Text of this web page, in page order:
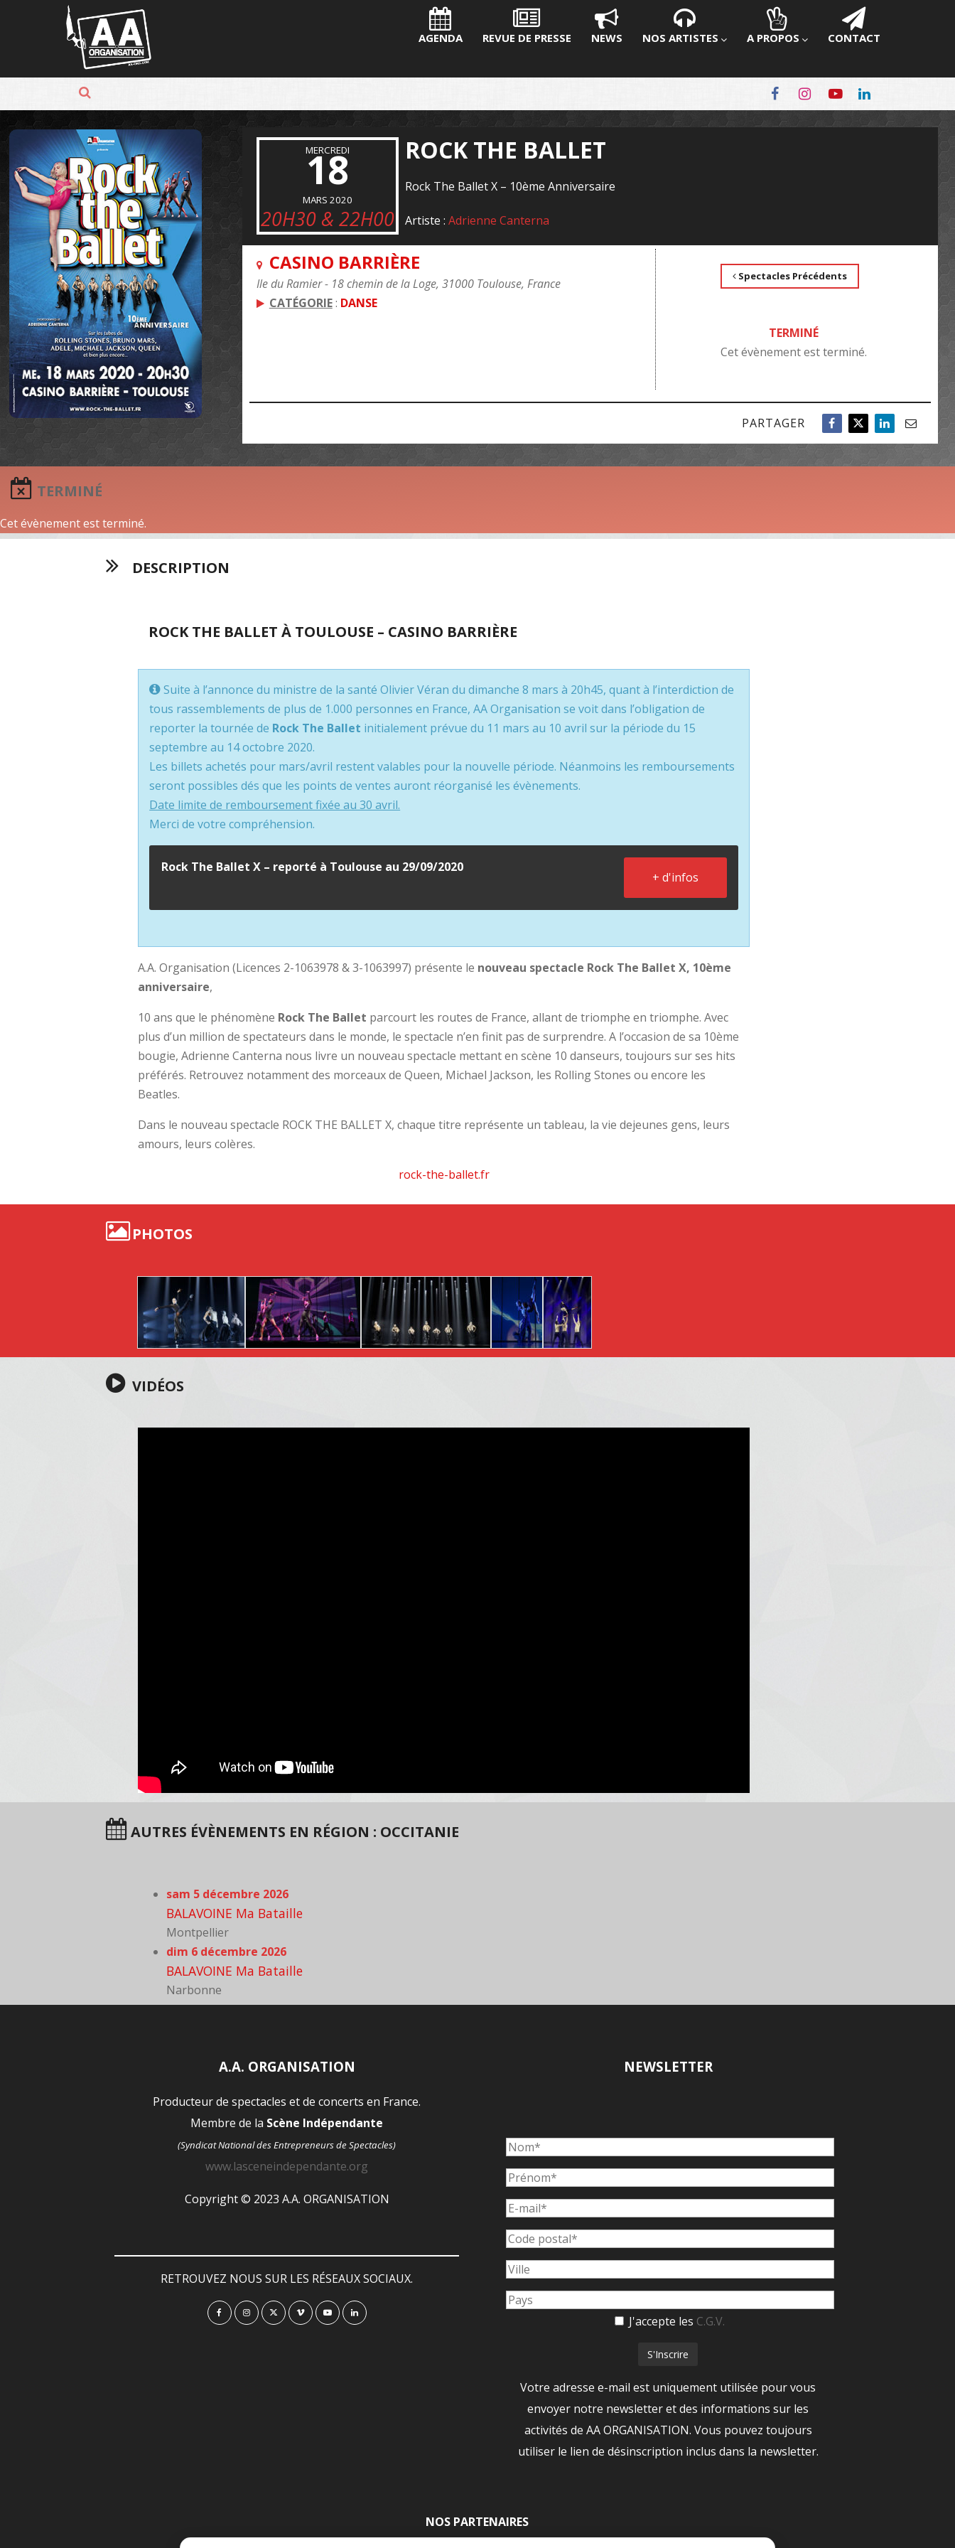
Panneau de gestion des cookies
AGENDA REVUE DE PRESSE NEWS NOS ARTISTES A PROPOS CONTACT
MERCREDI
18
MARS 2020
20H30 & 22H00
ROCK THE BALLET
Rock The Ballet X – 10ème Anniversaire
Artiste :Adrienne Canterna
CASINO BARRIÈRE
Ile du Ramier - 18 chemin de la Loge, 31000 Toulouse, France
CATÉGORIE: DANSE
Spectacles Précédents
TERMINÉ
Cet évènement est terminé.
PARTAGER
TERMINÉ
Cet évènement est terminé.
DESCRIPTION
ROCK THE BALLET À TOULOUSE – CASINO BARRIÈRE
Suite à l’annonce du ministre de la santé Olivier Véran du dimanche 8 mars à 20h45, quant à l’interdiction de
tous rassemblements de plus de 1.000 personnes en France, AA Organisation se voit dans l’obligation de
reporter la tournée de Rock The Ballet initialement prévue du 11 mars au 10 avril sur la période du 15
septembre au 14 octobre 2020.
Les billets achetés pour mars/avril restent valables pour la nouvelle période. Néanmoins les remboursements
seront possibles dés que les points de ventes auront réorganisé les évènements.
Date limite de remboursement fixée au 30 avril.
Merci de votre compréhension.
Rock The Ballet X – reporté à Toulouse au 29/09/2020
+ d'infos
A.A. Organisation (Licences 2-1063978 & 3-1063997) présente le nouveau spectacle Rock The Ballet X, 10ème
anniversaire,
10 ans que le phénomène Rock The Ballet parcourt les routes de France, allant de triomphe en triomphe. Avec
plus d’un million de spectateurs dans le monde, le spectacle n’en finit pas de surprendre. A l’occasion de sa 10ème
bougie, Adrienne Canterna nous livre un nouveau spectacle mettant en scène 10 danseurs, toujours sur ses hits
préférés. Retrouvez notamment des morceaux de Queen, Michael Jackson, les Rolling Stones ou encore les
Beatles.
Dans le nouveau spectacle ROCK THE BALLET X, chaque titre représente un tableau, la vie dejeunes gens, leurs
amours, leurs colères.
rock-the-ballet.fr
PHOTOS
VIDÉOS
AUTRES ÉVÈNEMENTS EN RÉGION : OCCITANIE
sam 5 décembre 2026
BALAVOINE Ma Bataille
Montpellier
dim 6 décembre 2026
BALAVOINE Ma Bataille
Narbonne
A.A. ORGANISATION
Producteur de spectacles et de concerts en France.
Membre de la Scène Indépendante
(Syndicat National des Entrepreneurs de Spectacles)
www.lasceneindependante.org
Copyright © 2023 A.A. ORGANISATION
RETROUVEZ NOUS SUR LES RÉSEAUX SOCIAUX.
NEWSLETTER
J'accepte les C.G.V.
Votre adresse e-mail est uniquement utilisée pour vous
envoyer notre newsletter et des informations sur les
activités de AA ORGANISATION. Vous pouvez toujours
utiliser le lien de désinscription inclus dans la newsletter.
NOS PARTENAIRES